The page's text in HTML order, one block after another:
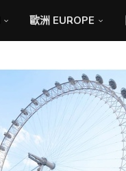
歐洲 EUROPE